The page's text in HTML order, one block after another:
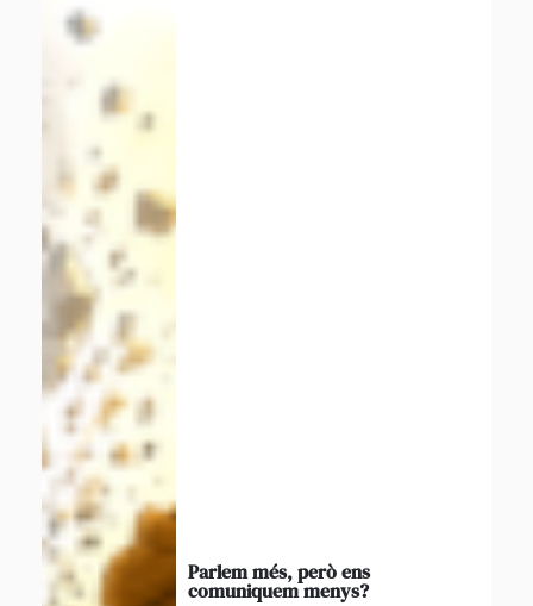
Parlem més, però ens
comuniquem menys?